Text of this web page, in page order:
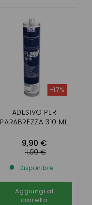
ADESIVO PER
PARABREZZA 310 ML
9,90 €
-17%
11,90 €
Disponibile
Aggiungi al
carrello